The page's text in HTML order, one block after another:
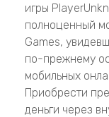
игры
полноценный
Games,
по-прежнему
мобильных
Приобрести
деньги через